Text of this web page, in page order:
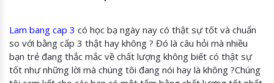
Lam bang cap 3 có học bạ ngày nay có thật sự tốt và chuẩn
so với bằng cấp 3 thật hay không ? Đó là câu hỏi mà nhiều
bạn trẻ đang thắc mắc về chất lượng không biết có thật sự
tốt như những lời mà chúng tôi đang nói hay là không ?Chúng